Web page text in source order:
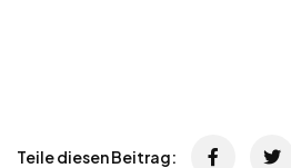
Teile diesen Beitrag: